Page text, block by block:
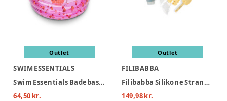
Outlet
SWIM ESSENTIALS
Swim Essentials Badebassin 60 cm - Strawberry Fields
64,50 kr.
Outlet
FILIBABBA
Filibabba Silikone Strandsæt - Konfetti
149,98 kr.